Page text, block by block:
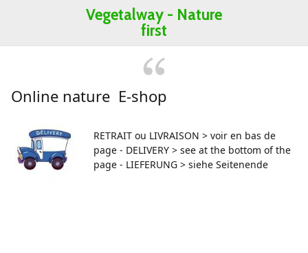
Vegetalway - Nature
first
Online nature E-shop
RETRAIT ou LIVRAISON > voir en bas de
page - DELIVERY > see at the bottom of the
page - LIEFERUNG > siehe Seitenende